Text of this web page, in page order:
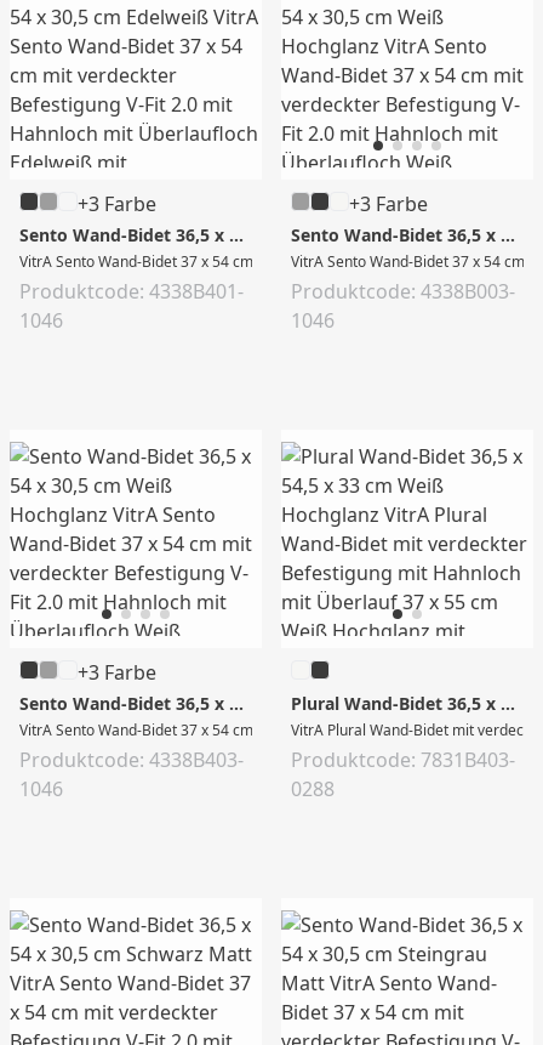
+3 Farbe
Sento Wand-Bidet 36,5 x 54 x 30,5 cm Edelweiß
VitrA Sento Wand-Bidet 37 x 54 cm mit verdeckter Befestigung V-Fit 2.0 mit
Produktcode: 4338B401-
1046
+3 Farbe
Sento Wand-Bidet 36,5 x 54 x 30,5 cm Weiß Hochglanz
VitrA Sento Wand-Bidet 37 x 54 cm
Produktcode: 4338B003-
1046
+3 Farbe
Sento Wand-Bidet 36,5 x 54 x 30,5 cm Weiß Hochglanz
VitrA Sento Wand-Bidet 37 x 54 cm mit verdeckter Befestigung V-Fit 2.0 mit
Produktcode: 4338B403-
1046
Plural Wand-Bidet 36,5 x 54,5 x 33 cm Weiß Hochglanz
VitrA Plural Wand-Bidet mit
Produktcode: 7831B403-
0288